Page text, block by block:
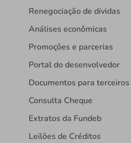
Renegociação de dívidas
Análises econômicas
Promoções e parcerias
Portal do desenvolvedor
Documentos para terceiros
Consulta Cheque
Extratos da Fundeb
Leilões de Créditos